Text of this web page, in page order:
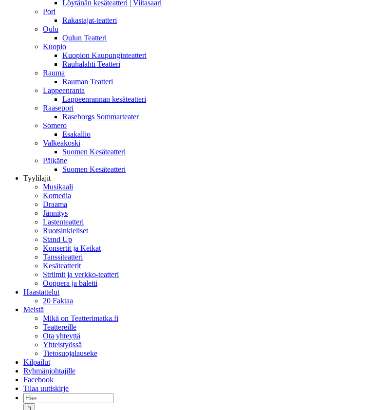
Löytänän kesäteatteri | Viitasaari
Pori
Rakastajat-teatteri
Oulu
Oulun Teatteri
Kuopio
Kuopion Kaupunginteatteri
Rauhalahti Teatteri
Rauma
Rauman Teatteri
Lappeenranta
Lappeenrannan kesäteatteri
Raasepori
Raseborgs Sommarteater
Somero
Esakallio
Valkeakoski
Suomen Kesäteatteri
Pälkäne
Suomen Kesäteatteri
Tyylilajit
Musikaali
Komedia
Draama
Jännitys
Lastenteatteri
Ruotsinkieliset
Stand Up
Konsertit ja Keikat
Tanssiteatteri
Kesäteatterit
Striimit ja verkko-teatteri
Ooppera ja baletti
Haastattelut
20 Faktaa
Meistä
Mikä on Teatterimatka.fi
Teattereille
Ota yhteyttä
Yhteistyössä
Tietosuojalauseke
Kilpailut
Ryhmänjohtajille
Facebook
Tilaa uutiskirje
Etsi
...